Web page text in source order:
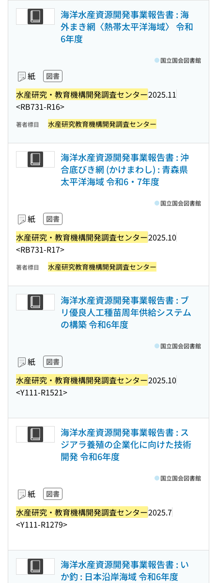
海洋水産資源開発事業報告書 : 海
外まき網〈熱帯太平洋海域〉 令和
6年度
紙 図書
水産研究・教育機構開発調査センター2025.11
<RB731-R16>
国立国会図書館
著者標目 水産研究教育機構開発調査センター
海洋水産資源開発事業報告書 : 沖
合底びき網 (かけまわし) : 青森県
太平洋海域 令和6・7年度
紙 図書
水産研究・教育機構開発調査センター2025.10
<RB731-R17>
国立国会図書館
著者標目 水産研究教育機構開発調査センター
海洋水産資源開発事業報告書 : ブ
リ優良人工種苗周年供給システム
の構築 令和6年度
紙 図書
水産研究・教育機構開発調査センター2025.10
<Y111-R1521>
国立国会図書館
海洋水産資源開発事業報告書 : ス
ジアラ養殖の企業化に向けた技術
開発 令和6年度
紙 図書
水産研究・教育機構開発調査センター2025.7
<Y111-R1279>
国立国会図書館
海洋水産資源開発事業報告書 : い
か釣 : 日本沿岸海域 令和6年度